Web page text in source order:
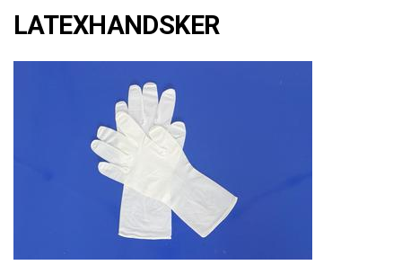
LATEXHANDSKER